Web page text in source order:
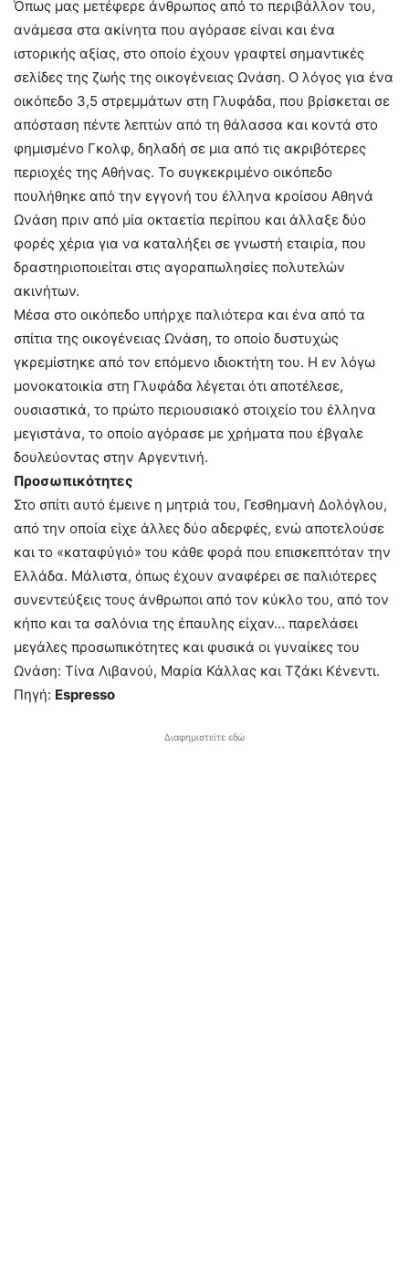
Όπως μας μετέφερε άνθρωπος από το περιβάλλον του,
ανάμεσα στα ακίνητα που αγόρασε είναι και ένα
ιστορικής αξίας, στο οποίο έχουν γραφτεί σημαντικές
σελίδες της ζωής της οικογένειας Ωνάση. Ο λόγος για ένα
οικόπεδο 3,5 στρεμμάτων στη Γλυφάδα, που βρίσκεται σε
απόσταση πέντε λεπτών από τη θάλασσα και κοντά στο
φημισμένο Γκολφ, δηλαδή σε μια από τις ακριβότερες
περιοχές της Αθήνας. Το συγκεκριμένο οικόπεδο
πουλήθηκε από την εγγονή του έλληνα κροίσου Αθηνά
Ωνάση πριν από μία οκταετία περίπου και άλλαξε δύο
φορές χέρια για να καταλήξει σε γνωστή εταιρία, που
δραστηριοποιείται στις αγοραπωλησίες πολυτελών
ακινήτων.
Μέσα στο οικόπεδο υπήρχε παλιότερα και ένα από τα
σπίτια της οικογένειας Ωνάση, το οποίο δυστυχώς
γκρεμίστηκε από τον επόμενο ιδιοκτήτη του. Η εν λόγω
μονοκατοικία στη Γλυφάδα λέγεται ότι αποτέλεσε,
ουσιαστικά, το πρώτο περιουσιακό στοιχείο του έλληνα
μεγιστάνα, το οποίο αγόρασε με χρήματα που έβγαλε
δουλεύοντας στην Αργεντινή.
Προσωπικότητες
Στο σπίτι αυτό έμεινε η μητριά του, Γεσθημανή Δολόγλου,
από την οποία είχε άλλες δύο αδερφές, ενώ αποτελούσε
και το «καταφύγιό» του κάθε φορά που επισκεπτόταν την
Ελλάδα. Μάλιστα, όπως έχουν αναφέρει σε παλιότερες
συνεντεύξεις τους άνθρωποι από τον κύκλο του, από τον
κήπο και τα σαλόνια της έπαυλης είχαν… παρελάσει
μεγάλες προσωπικότητες και φυσικά οι γυναίκες του
Ωνάση: Τίνα Λιβανού, Μαρία Κάλλας και Τζάκι Κένεντι.
Πηγή: Espresso
Διαφημιστείτε εδώ